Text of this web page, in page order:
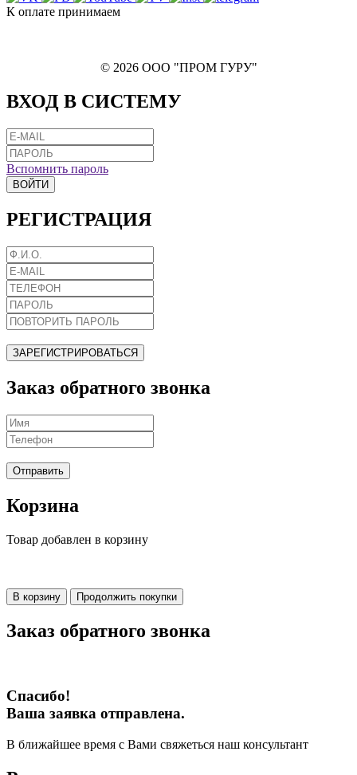
К оплате принимаем
© 2026 ООО "ПРОМ ГУРУ"
ВХОД В СИСТЕМУ
Вспомнить пароль
ВОЙТИ
РЕГИСТРАЦИЯ
ЗАРЕГИСТРИРОВАТЬСЯ
Заказ обратного звонка
Отправить
Корзина
Товар добавлен в корзину
В корзину Продолжить покупки
Заказ обратного звонка
Спасибо!
Ваша заявка отправлена.
В ближайшее время с Вами свяжеться наш консультант